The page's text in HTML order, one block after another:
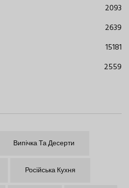
2093
2639
15181
2559
Випічка Та Десерти
Російська Кухня